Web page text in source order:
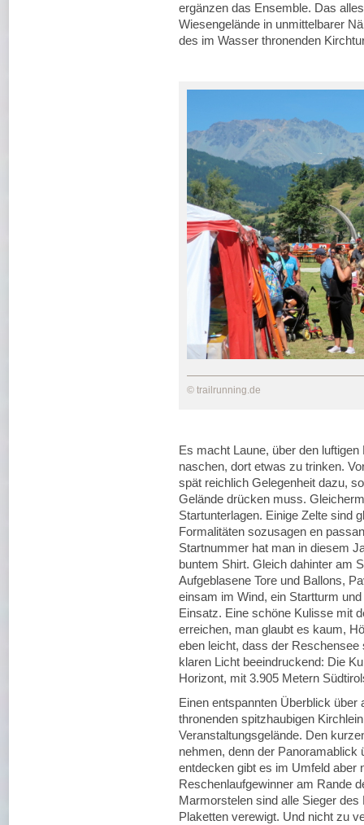
ergänzen das Ensemble. Das
Wiesengelände in unmittelbarer
des im Wasser thronenden
© trailrunning.de
Es macht Laune, über den
naschen, dort etwas zu trinken.
spät reichlich Gelegenheit dazu,
Gelände drücken muss.
Startunterlagen. Einige Zelte sind
Formalitäten sozusagen en
Startnummer hat man in diesem
buntem Shirt. Gleich dahinter am
Aufgeblasene Tore und Ballons,
einsam im Wind, ein Startturm
Einsatz. Eine schöne Kulisse mit
erreichen, man glaubt es kaum,
eben leicht, dass der
klaren Licht beeindruckend: Die
Horizont, mit 3.905 Metern
Einen entspannten Überblick
thronenden spitzhaubigen
Veranstaltungsgelände. Den
nehmen, denn der Panoramablick
entdecken gibt es im Umfeld aber
Reschenlaufgewinner am Rande
Marmorstelen sind alle Sieger
Plaketten verewigt. Und nicht zu